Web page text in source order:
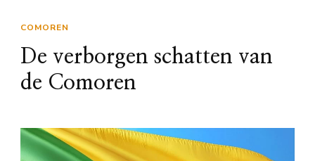
COMOREN
De verborgen schatten van
de Comoren